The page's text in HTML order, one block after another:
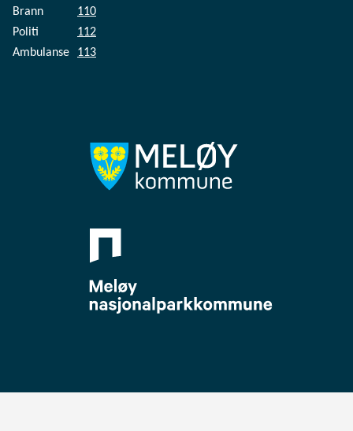
Brann
110
Politi
112
Ambulanse
113